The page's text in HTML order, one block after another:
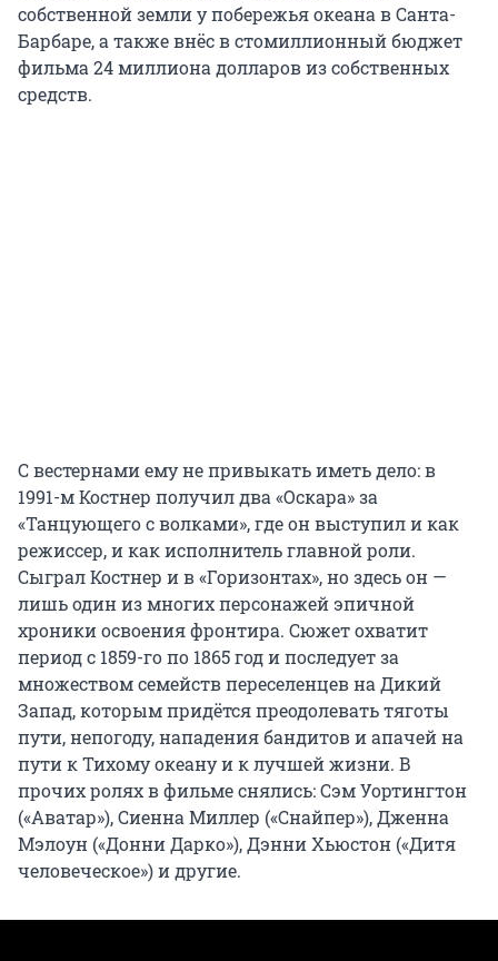
собственной земли у побережья океана в Санта-
Барбаре, а также внёс в стомиллионный бюджет
фильма 24 миллиона долларов из собственных
средств.
С вестернами ему не привыкать иметь дело: в
1991-м Костнер получил два «Оскара» за
«Танцующего с волками», где он выступил и как
режиссер, и как исполнитель главной роли.
Сыграл Костнер и в «Горизонтах», но здесь он —
лишь один из многих персонажей эпичной
хроники освоения фронтира. Сюжет охватит
период с 1859-го по 1865 год и последует за
множеством семейств переселенцев на Дикий
Запад, которым придётся преодолевать тяготы
пути, непогоду, нападения бандитов и апачей на
пути к Тихому океану и к лучшей жизни. В
прочих ролях в фильме снялись: Сэм Уортингтон
(«Аватар»), Сиенна Миллер («Снайпер»), Дженна
Мэлоун («Донни Дарко»), Дэнни Хьюстон («Дитя
человеческое») и другие.